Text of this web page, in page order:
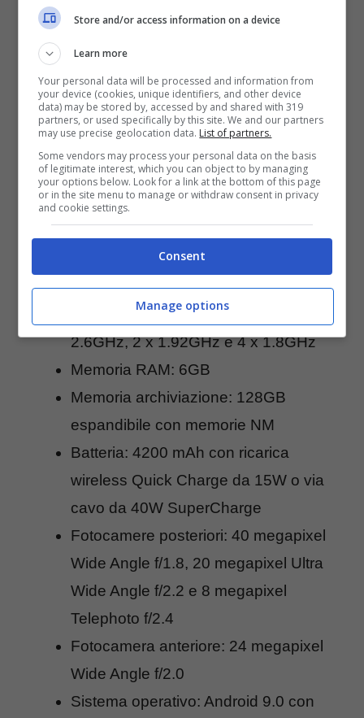
Quick Charge da 15W, tre fotocamere
posteriori disposte a quadrato e una
fotocamera frontale.
Ecco la scheda tecnica di Huawei Mate 20
Pro completa:
Schermo: Huawei FullView Display da
6.39 pollici AMOLED con aspect ratio
19:5.9 e risoluzione display 3120 x
1440 pixel
Processore: Kirin 980 con core 2 x
2.6GHz, 2 x 1.92GHz e 4 x 1.8GHz
Memoria RAM: 6GB
Memoria archiviazione: 128GB
espandibile con memorie NM
Batteria: 4200 mAh con ricarica
wireless Quick Charge da 15W o via
cavo da 40W SuperCharge
Fotocamere posteriori: 40 megapixel
Wide Angle f/1.8, 20 megapixel Ultra
Wide Angle f/2.2 e 8 megapixel
Telephoto f/2.4
Fotocamera anteriore: 24 megapixel
Wide Angle f/2.0
Sistema operativo: Android 9.0 con
Store and/or access information on a device
Learn more
Your personal data will be processed and information from
your device (cookies, unique identifiers, and other device
data) may be stored by, accessed by and shared with 319
partners, or used specifically by this site. We and our partners
may use precise geolocation data. List of partners.
Some vendors may process your personal data on the basis
of legitimate interest, which you can object to by managing
your options below. Look for a link at the bottom of this page
or in the site menu to manage or withdraw consent in privacy
and cookie settings.
Consent
Manage options